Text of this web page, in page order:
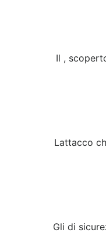
Il ,
Lattacco
Gli di